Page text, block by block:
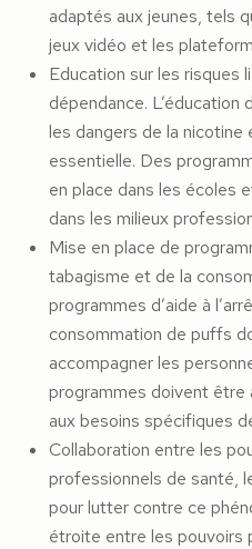
adaptés aux jeunes, tels
jeux vidéo et les
Education sur les risques
dépendance.
les dangers de la
essentielle. Des
en place dans les écoles
dans les milieux
Mise en place de
tabagisme et de la
programmes d’aide à
consommation de puffs
accompagner les
programmes doivent
aux besoins spécifiques
Collaboration entre les
professionnels de santé,
pour lutter contre ce
étroite entre les pouvoirs